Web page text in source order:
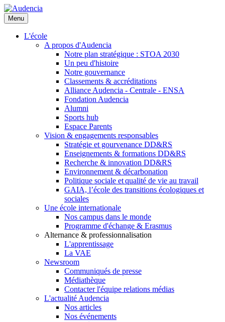
Aller
au
contenu
principal
Menu
L'école
A propos d'Audencia
Notre plan stratégique : STOA 2030
Un peu d'histoire
Notre gouvernance
Classements & accréditations
Alliance Audencia - Centrale - ENSA
Fondation Audencia
Alumni
Sports hub
Espace Parents
Vision & engagements responsables
Stratégie et gourvenance DD&RS
Enseignements & formations DD&RS
Recherche & innovation DD&RS
Environnement & décarbonation
Politique sociale et qualité de vie au travail
GAIA, l’école des transitions écologiques et
sociales
Une école internationale
Nos campus dans le monde
Programme d'échange & Erasmus
Alternance & professionnalisation
L'apprentissage
La VAE
Newsroom
Communiqués de presse
Médiathèque
Contacter l'équipe relations médias
L'actualité Audencia
Nos articles
Nos événements